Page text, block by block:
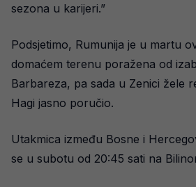
sezona u karijeri.”
Podsjetimo, Rumunija je u martu
domaćem terenu poražena od
Barbareza, pa sada u Zenici žele
Hagi jasno poručio.
Utakmica između Bosne i
se u subotu od 20:45 sati na